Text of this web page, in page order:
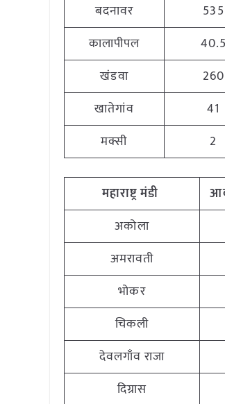
बदनावर
535
कालापीपल
40.5
खंडवा
260
खातेगांव
41
मक्सी
2
महाराष्ट्रमंडी
अकोला
अमरावती
भोकर
चिकली
देवलगाँव राजा
दिग्रास